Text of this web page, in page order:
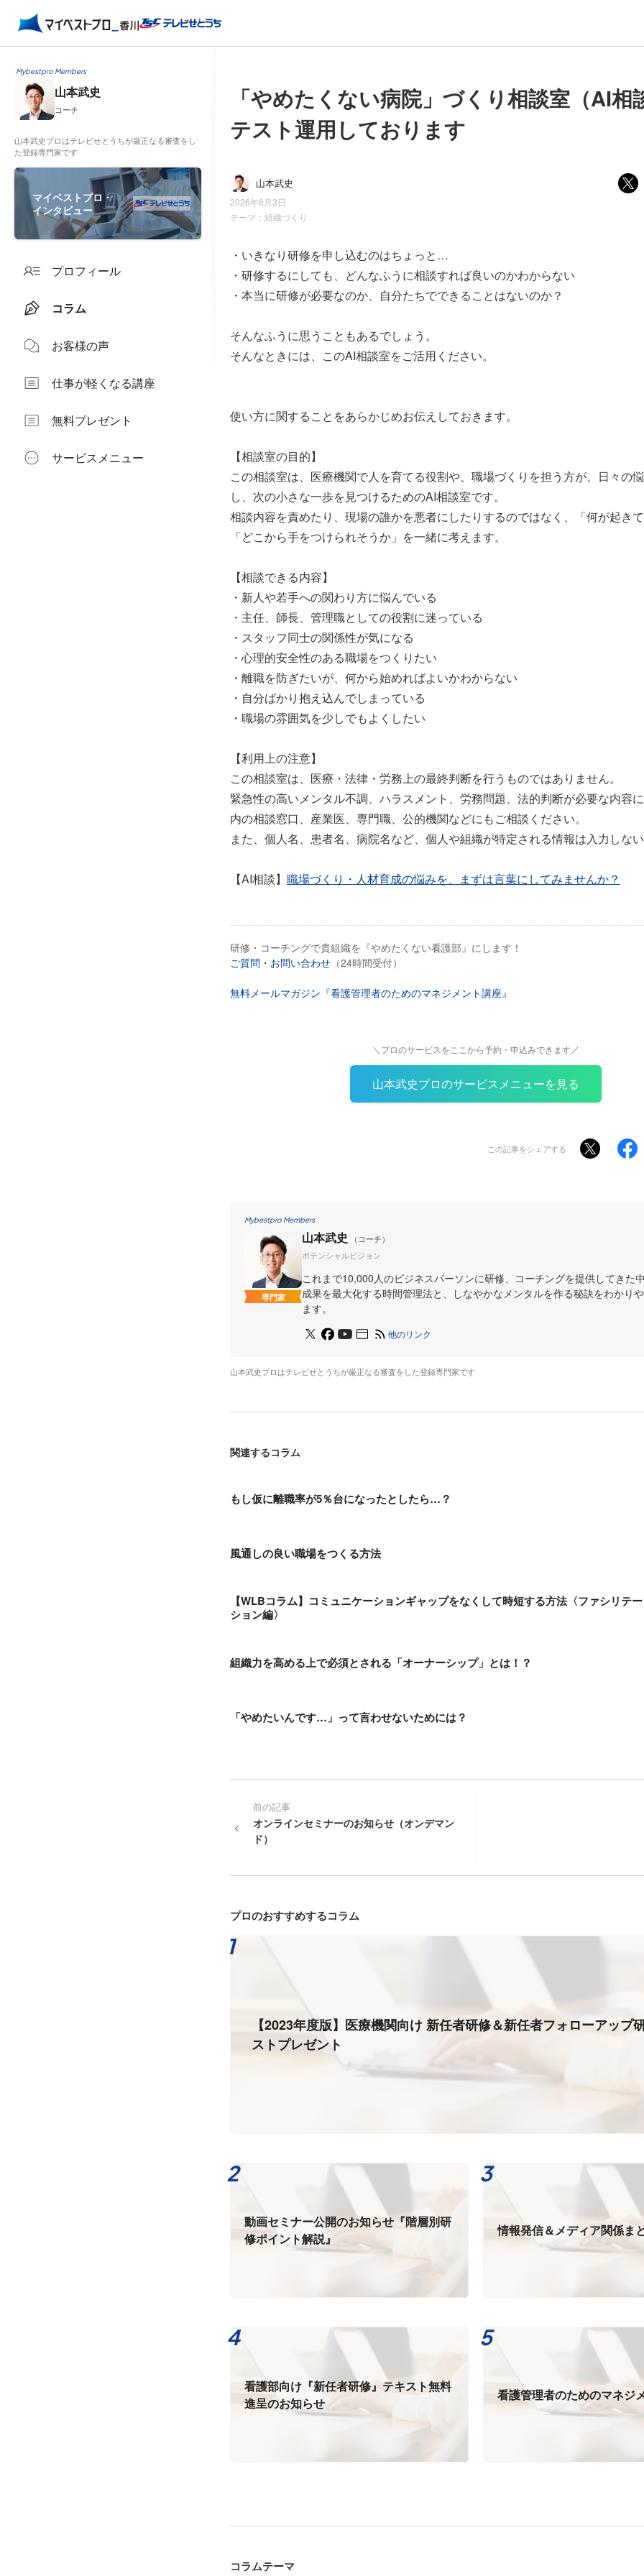
Mybestpro Members
山本武史
コーチ
山本武史プロはテレビせとうちが厳正なる審査をし
た登録専門家です
マイベストプロ・
インタビュー
プロフィール
コラム
お客様の声
仕事が軽くなる講座
無料プレゼント
サービスメニュー
「やめたくない病院」づくり相談室（AI相
テスト運用しております
山本武史
2026年6月3日
テーマ： 組織づくり
・いきなり研修を申し込むのはちょっと…
・研修するにしても、どんなふうに相談すれば良いのかわからない
・本当に研修が必要なのか、自分たちでできることはないのか？
そんなふうに思うこともあるでしょう。
そんなときには、このAI相談室をご活用ください。
使い方に関することをあらかじめお伝えしておきます。
【相談室の目的】
この相談室は、医療機関で人を育てる役割や、職場づくりを担う方が、日々の
し、次の小さな一歩を見つけるためのAI相談室です。
相談内容を責めたり、現場の誰かを悪者にしたりするのではなく、「何が起きて
「どこから手をつけられそうか」を一緒に考えます。
【相談できる内容】
・新人や若手への関わり方に悩んでいる
・主任、師長、管理職としての役割に迷っている
・スタッフ同士の関係性が気になる
・心理的安全性のある職場をつくりたい
・離職を防ぎたいが、何から始めればよいかわからない
・自分ばかり抱え込んでしまっている
・職場の雰囲気を少しでもよくしたい
【利用上の注意】
この相談室は、医療・法律・労務上の最終判断を行うものではありません。
緊急性の高いメンタル不調、ハラスメント、労務問題、法的判断が必要な内容
内の相談窓口、産業医、専門職、公的機関などにもご相談ください。
また、個人名、患者名、病院名など、個人や組織が特定される情報は入力しない
【AI相談】 職場づくり・人材育成の悩みを、まずは言葉にしてみませんか？
研修・コーチングで貴組織を『やめたくない看護部』にします！
ご質問・お問い合わせ （24時間受付）
無料メールマガジン『看護管理者のためのマネジメント講座』
＼プロのサービスをここから予約・申込みできます／
山本武史プロのサービスメニューを見る
この記事をシェアする
Mybestpro Members
専門家
山本武史
（コーチ）
ポテンシャルビジョン
これまで10,000人のビジネスパーソンに研修、コーチングを提供してきた中
成果を最大化する時間管理法と、しなやかなメンタルを作る秘訣をわかり
ます。
他のリンク
山本武史プロはテレビせとうちが厳正なる審査をした登録専門家です
関連するコラム
もし仮に離職率が5％台になったとしたら…？
風通しの良い職場をつくる方法
【WLBコラム】コミュニケーションギャップをなくして時短する方法〈ファシリテー
ション編〉
組織力を高める上で必須とされる「オーナーシップ」とは！？
「やめたいんです…」って言わせないためには？
前の記事
オンラインセミナーのお知らせ（オンデマン
ド）
プロのおすすめするコラム
【2023年度版】医療機関向け 新任者研修＆新任者フォローアップ
ストプレゼント
動画セミナー公開のお知らせ『階層別研
修ポイント解説』
情報発信＆メディア関係ま
看護部向け『新任者研修』テキスト無料
進呈のお知らせ
看護管理者のためのマネジ
コラムテーマ